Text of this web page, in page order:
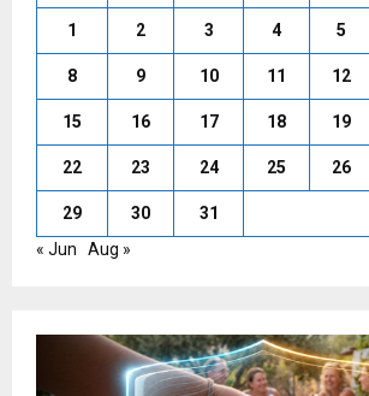
1 2 3 4 5
8 9 10 11 12
15 16 17 18 19
22 23 24 25 26
29 30
31
« Jun
Aug »